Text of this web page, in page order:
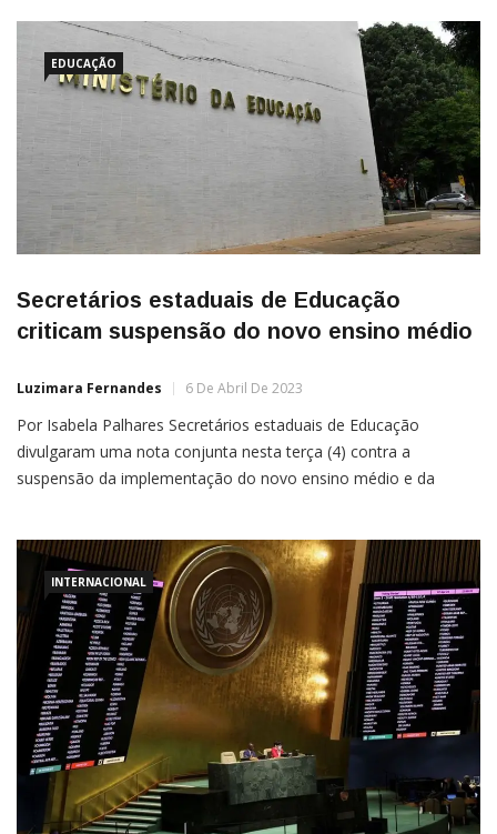
EDUCAÇÃO
Secretários estaduais de Educação
criticam suspensão do novo ensino médio
Luzimara Fernandes 6 De Abril De 2023
Por Isabela Palhares Secretários estaduais de Educação
divulgaram uma nota conjunta nesta terça (4) contra a
suspensão da implementação do novo ensino médio e da
educadores
INTERNACIONAL